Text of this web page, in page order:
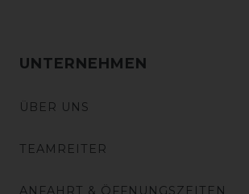
UNTERNEHMEN
ÜBER UNS
TEAMREITER
ANFAHRT & ÖFFNUNGSZEITEN